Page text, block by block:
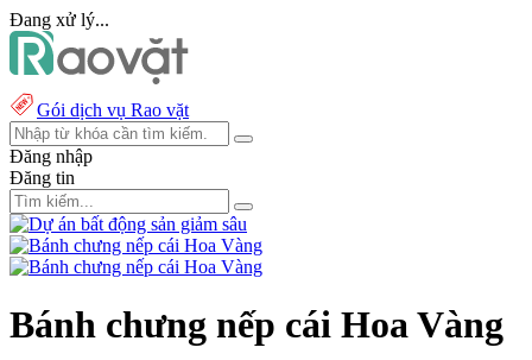
Đang xử lý...
Gói dịch vụ Rao vặt
Đăng nhập
Đăng tin
Bánh chưng nếp cái Hoa Vàng